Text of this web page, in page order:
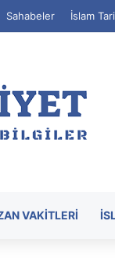
Sahabeler İslam
VAKITLERI